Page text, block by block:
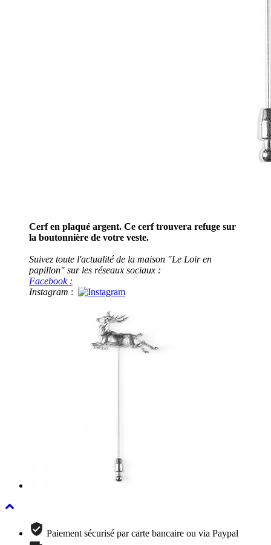
Cerf en plaqué argent. Ce cerf trouvera refuge sur
la boutonnière de votre veste.
Suivez toute l'actualité de la maison "Le Loir en
papillon" sur les réseaux sociaux :
Facebook :
Instagram :
Paiement sécurisé par carte bancaire ou via Paypal